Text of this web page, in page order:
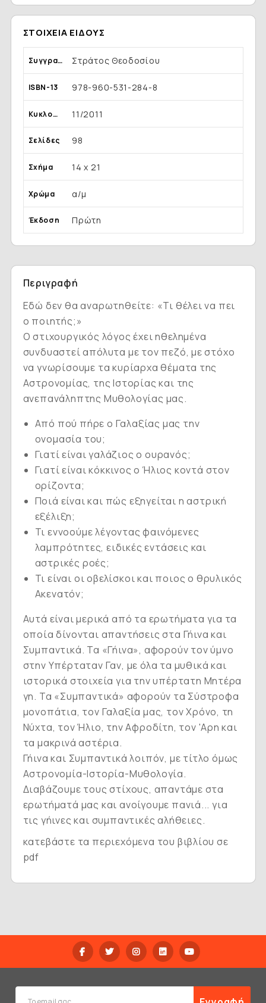
ΣΤΟΙΧΕΊΑ ΕΊΔΟΥΣ
Συγγραφέας Στράτος Θεοδοσίου
ISBN-13 978-960-531-284-8
Κυκλοφορία 11/2011
Σελίδες 98
Σχήμα 14 x 21
Χρώμα α/μ
Έκδοση Πρώτη
Περιγραφή
Εδώ δεν θα αναρωτηθείτε: «Τι θέλει να πει
ο ποιητής;»
Ο στιχουργικός λόγος έχει ηθελημένα
συνδυαστεί απόλυτα με τον πεζό, με στόχο
να γνωρίσουμε τα κυρίαρχα θέματα της
Αστρονομίας, της Ιστορίας και της
ανεπανάληπτης Μυθολογίας μας.
Από πού πήρε ο Γαλαξίας μας την
ονομασία του;
Γιατί είναι γαλάζιος ο ουρανός;
Γιατί είναι κόκκινος ο Ήλιος κοντά στον
ορίζοντα;
Ποιά είναι και πώς εξηγείται η αστρική
εξέλιξη;
Τι εννοούμε λέγοντας φαινόμενες
λαμπρότητες, ειδικές εντάσεις και
αστρικές ροές;
Τι είναι οι οβελίσκοι και ποιος ο θρυλικός
Ακενατόν;
Αυτά είναι μερικά από τα ερωτήματα για τα
οποία δίνονται απαντήσεις στα Γήινα και
Συμπαντικά. Τα «Γήινα», αφορούν τον ύμνο
στην Υπέρταταν Γαν, με όλα τα μυθικά και
ιστορικά στοιχεία για την υπέρτατη Μητέρα
γη. Τα «Συμπαντικά» αφορούν τα Σύστροφα
μονοπάτια, τον Γαλαξία μας, τον Χρόνο, τη
Νύχτα, τον Ήλιο, την Αφροδίτη, τον 'Aρη και
τα μακρινά αστέρια.
Γήινα και Συμπαντικά λοιπόν, με τίτλο όμως
Αστρονομία-Ιστορία-Μυθολογία.
Διαβάζουμε τους στίχους, απαντάμε στα
ερωτήματά μας και ανοίγουμε πανιά... για
τις γήινες και συμπαντικές αλήθειες.
κατεβάστε τα περιεχόμενα του βιβλίου σε
pdf